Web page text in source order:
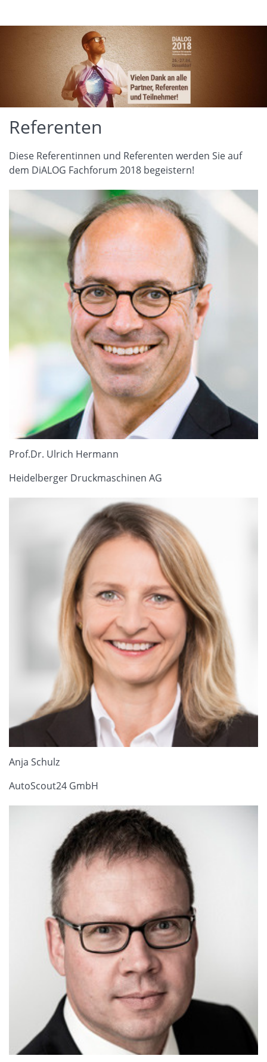
Referenten
Diese Referentinnen und Referenten werden Sie auf
dem DiALOG Fachforum 2018 begeistern!
Prof.Dr. Ulrich Hermann
Heidelberger Druckmaschinen AG
Anja Schulz
AutoScout24 GmbH